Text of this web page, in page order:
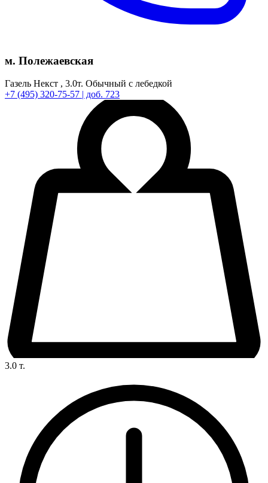
м. Полежаевская
Газель Некст , 3.0т. Обычный с лебедкой
+7 (495) 320-75-57 | доб. 723
3.0 т.